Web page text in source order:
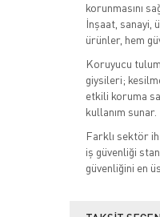
korunmasını
İnşaat, sanayi,
ürünler, hem
Koruyucu
giysileri;
etkili koruma
kullanım sunar.
Farklı sektör
iş güvenliği
güvenliğini en